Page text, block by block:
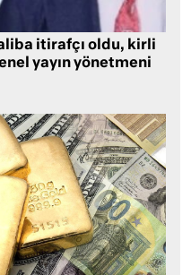
itirafçı oldu, kirli
yayın yönetmeni